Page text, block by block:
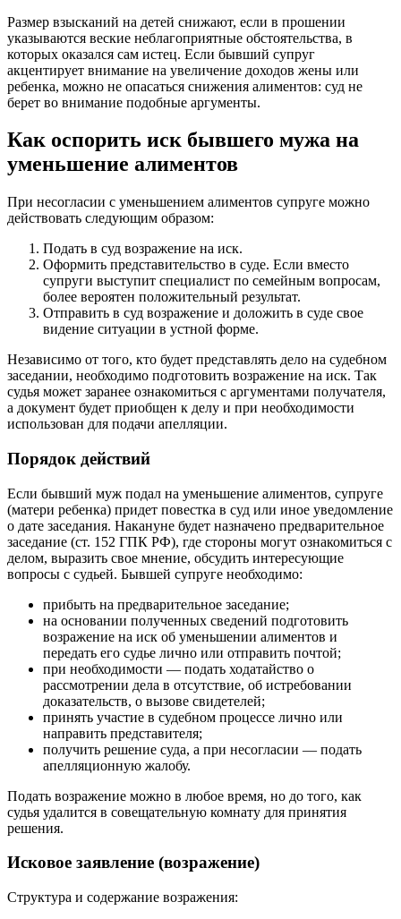
Размер взысканий на детей снижают, если в прошении
указываются веские неблагоприятные обстоятельства, в
которых оказался сам истец. Если бывший супруг
акцентирует внимание на увеличение доходов жены или
ребенка, можно не опасаться снижения алиментов: суд не
берет во внимание подобные аргументы.
Как оспорить иск бывшего мужа на
уменьшение алиментов
При несогласии с уменьшением алиментов супруге можно
действовать следующим образом:
Подать в суд возражение на иск.
Оформить представительство в суде. Если вместо
супруги выступит специалист по семейным вопросам,
более вероятен положительный результат.
Отправить в суд возражение и доложить в суде свое
видение ситуации в устной форме.
Независимо от того, кто будет представлять дело на судебном
заседании, необходимо подготовить возражение на иск. Так
судья может заранее ознакомиться с аргументами получателя,
а документ будет приобщен к делу и при необходимости
использован для подачи апелляции.
Порядок действий
Если бывший муж подал на уменьшение алиментов, супруге
(матери ребенка) придет повестка в суд или иное уведомление
о дате заседания. Накануне будет назначено предварительное
заседание (ст. 152 ГПК РФ), где стороны могут ознакомиться с
делом, выразить свое мнение, обсудить интересующие
вопросы с судьей. Бывшей супруге необходимо:
прибыть на предварительное заседание;
на основании полученных сведений подготовить
возражение на иск об уменьшении алиментов и
передать его судье лично или отправить почтой;
при необходимости — подать ходатайство о
рассмотрении дела в отсутствие, об истребовании
доказательств, о вызове свидетелей;
принять участие в судебном процессе лично или
направить представителя;
получить решение суда, а при несогласии — подать
апелляционную жалобу.
Подать возражение можно в любое время, но до того, как
судья удалится в совещательную комнату для принятия
решения.
Исковое заявление (возражение)
Структура и содержание возражения: